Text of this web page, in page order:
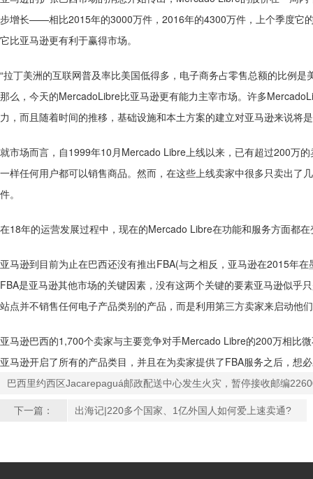
步增长——相比2015年的3000万件，2016年的4300万件，上个季度它
它比亚马逊更有利于赢得市场。
“拉丁美洲的互联网普及率比美国低得多，电子商务占零售总额的比例
那么，今天的MercadoLibre比亚马逊更有能力主宰市场。许多
力，而且随着时间的推移，基础设施和本土方案的建立对亚马逊来说将
就市场而言，自1999年10月Mercado Libre上线以来，已有超过200万
一样任何用户都可以销售商品。然而，在这些上线卖家中很多只卖出了
件。
在18年的运营发展过程中，现在的Mercado Libre在功能和服务方面都
亚马逊到目前为止在巴西还没有推出FBA(与之相反，亚马逊在2015年
FBA是亚马逊其他市场的关键因素，没有这两个关键的要素亚马逊似乎
站点并不销售任何电子产品类别的产品，而是利用第三方卖家来启动他
亚马逊巴西的1,700个卖家与主要竞争对手Mercado Libre的200万相比
亚马逊开启了所有的产品类目，并且在为卖家提供了FBA服务之后，想
巴西里约西区Jacarepaguá邮政配送中心发生火灾，暂停接收邮编
下一篇： 出海记|220多个国家、1亿外国人如何爱上速卖通?